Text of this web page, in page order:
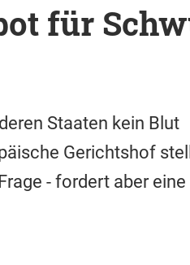
für
Staaten kein Blut
Gerichtshof
- fordert aber eine